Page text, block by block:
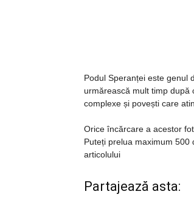
Podul Speranței este genul
urmărească mult timp după
complexe și povești care
Orice încărcare a acestor
Puteți prelua maximum 500
articolului
Partajează asta: